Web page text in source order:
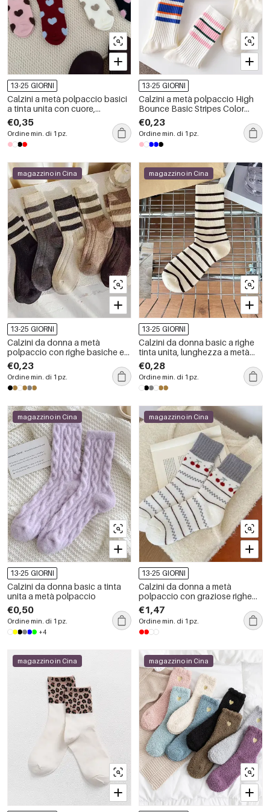
13-25 GIORNI
Calzini a metà polpaccio basici
a tinta unita con cuore,
leggermente elasticizzati
€0,35
Ordine min. di 1 pz.
13-25 GIORNI
Calzini a metà polpaccio High
Bounce Basic Stripes Color
Clash
€0,23
Ordine min. di 1 pz.
magazzino in Cina
13-25 GIORNI
Calzini da donna a metà
polpaccio con righe basiche e
contrasto di colori, leggermente
elasticizzati.
€0,23
Ordine min. di 1 pz.
magazzino in Cina
13-25 GIORNI
Calzini da donna basic a righe
tinta unita, lunghezza a metà
polpaccio
€0,28
Ordine min. di 1 pz.
magazzino in Cina
13-25 GIORNI
Calzini da donna basic a tinta
unita a metà polpaccio
€0,50
Ordine min. di 1 pz.
+4
magazzino in Cina
13-25 GIORNI
Calzini da donna a metà
polpaccio con graziose righe
geometriche e illustrazioni
natalizie.
€1,47
Ordine min. di 1 pz.
magazzino in Cina magazzino in Cina